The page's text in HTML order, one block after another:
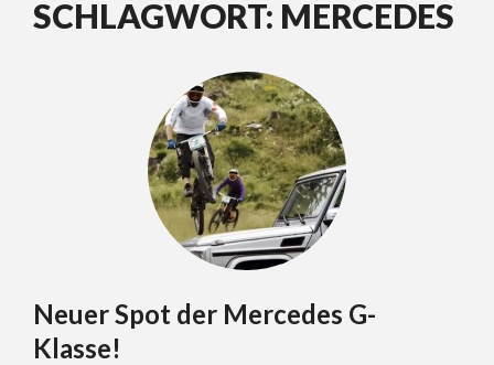
SCHLAGWORT: MERCEDES
Neuer Spot der Mercedes G-
Klasse!